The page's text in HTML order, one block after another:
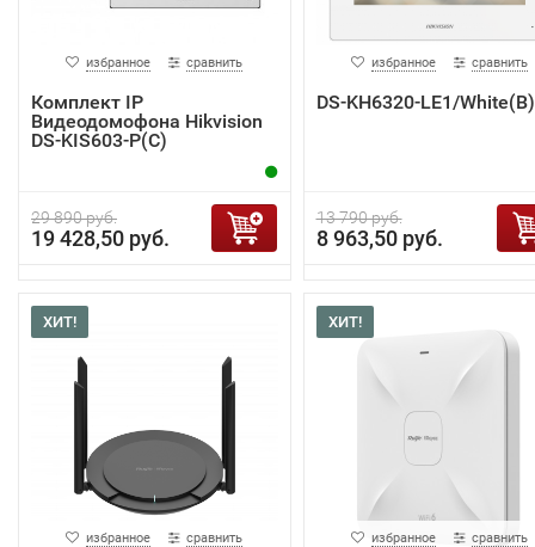
избранное сравнить
Комплект IP
Видеодомофона Hikvision
DS-KIS603-P(C)
29 890 руб.
19 428,50 руб.
избранное сравнить
DS-KH6320-LE1/White(B)
13 790 руб.
8 963,50 руб.
ХИТ!
избранное сравнить
ХИТ!
избранное сравнить